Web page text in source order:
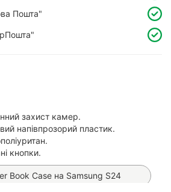
Пошта"
захист камер.
напівпрозорий пластик.
кнопки.
Book Case на Samsung S24